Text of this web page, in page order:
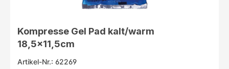
Kompresse Gel Pad kalt/warm
18,5x11,5cm
Artikel-Nr.: 62269